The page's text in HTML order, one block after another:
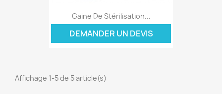
Gaine De Stérilisation...
DEMANDER UN DEVIS
Affichage 1-5 de 5 article(s)